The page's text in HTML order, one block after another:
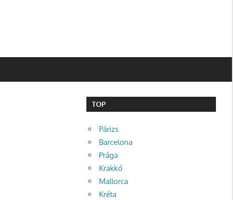
TOP
Párizs
Barcelona
Prága
Krakkó
Mallorca
Kréta